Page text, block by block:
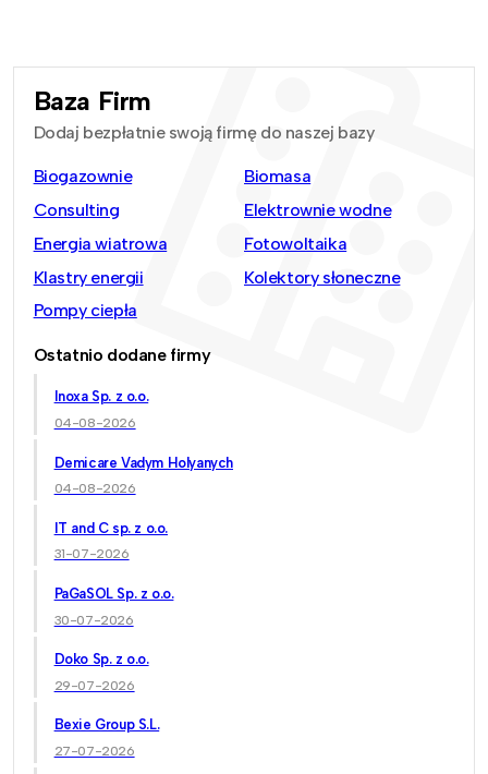
Baza Firm
Dodaj bezpłatnie swoją firmę do naszej bazy
Biogazownie
Biomasa
Consulting
Elektrownie wodne
Energia wiatrowa
Fotowoltaika
Klastry energii
Kolektory słoneczne
Pompy ciepła
Ostatnio dodane firmy
Inoxa Sp. z o.o.
04-08-2026
Demicare Vadym Holyanych
04-08-2026
IT and C sp. z o.o.
31-07-2026
PaGaSOL Sp. z o.o.
30-07-2026
Doko Sp. z o.o.
29-07-2026
Bexie Group S.L.
27-07-2026